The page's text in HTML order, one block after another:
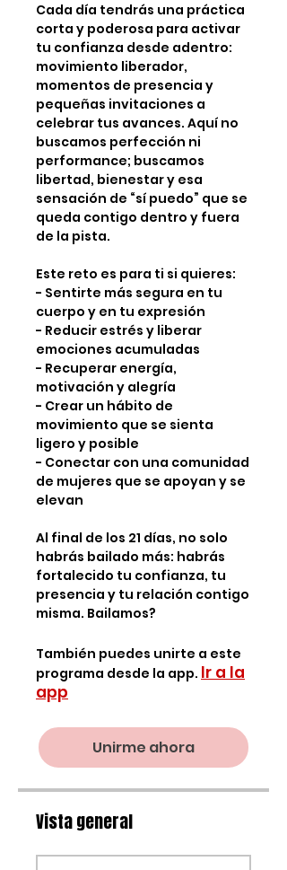
Cada día tendrás una práctica
corta y poderosa para activar
tu confianza desde adentro:
movimiento liberador,
momentos de presencia y
pequeñas invitaciones a
celebrar tus avances. Aquí no
buscamos perfección ni
performance; buscamos
libertad, bienestar y esa
sensación de “sí puedo” que se
queda contigo dentro y fuera
de la pista.
Este reto es para ti si quieres:
- Sentirte más segura en tu
cuerpo y en tu expresión
- Reducir estrés y liberar
emociones acumuladas
- Recuperar energía,
motivación y alegría
- Crear un hábito de
movimiento que se sienta
ligero y posible
- Conectar con una comunidad
de mujeres que se apoyan y se
elevan
Al final de los 21 días, no solo
habrás bailado más: habrás
fortalecido tu confianza, tu
presencia y tu relación contigo
misma. Bailamos?
También puedes unirte a este
programa desde la app. Ir a la
app
Unirme ahora
Vista general